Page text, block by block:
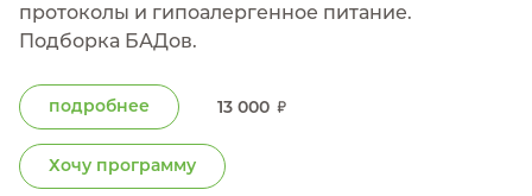
протоколы и гипоалергенное питание.
Подборка БАДов.
подробнее
Хочу программу
13 000